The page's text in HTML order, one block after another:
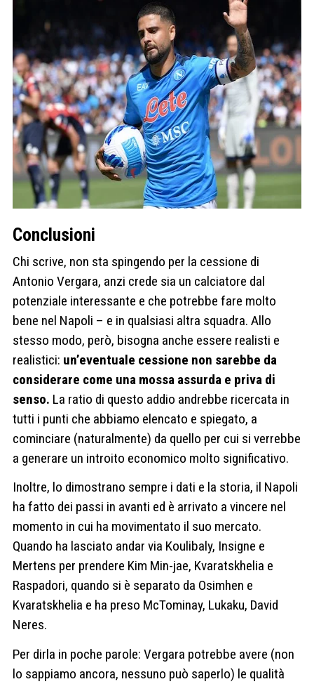
Conclusioni
Chi scrive, non sta spingendo per la cessione di
Antonio Vergara, anzi crede sia un calciatore dal
potenziale interessante e che potrebbe fare molto
bene nel Napoli – e in qualsiasi altra squadra. Allo
stesso modo, però, bisogna anche essere realisti e
realistici: un’eventuale cessione non sarebbe da
considerare come una mossa assurda e priva di
senso. La ratio di questo addio andrebbe ricercata in
tutti i punti che abbiamo elencato e spiegato, a
cominciare (naturalmente) da quello per cui si verrebbe
a generare un introito economico molto significativo.
Inoltre, lo dimostrano sempre i dati e la storia, il Napoli
ha fatto dei passi in avanti ed è arrivato a vincere nel
momento in cui ha movimentato il suo mercato.
Quando ha lasciato andar via Koulibaly, Insigne e
Mertens per prendere Kim Min-jae, Kvaratskhelia e
Raspadori, quando si è separato da Osimhen e
Kvaratskhelia e ha preso McTominay, Lukaku, David
Neres.
Per dirla in poche parole: Vergara potrebbe avere (non
lo sappiamo ancora, nessuno può saperlo) le qualità